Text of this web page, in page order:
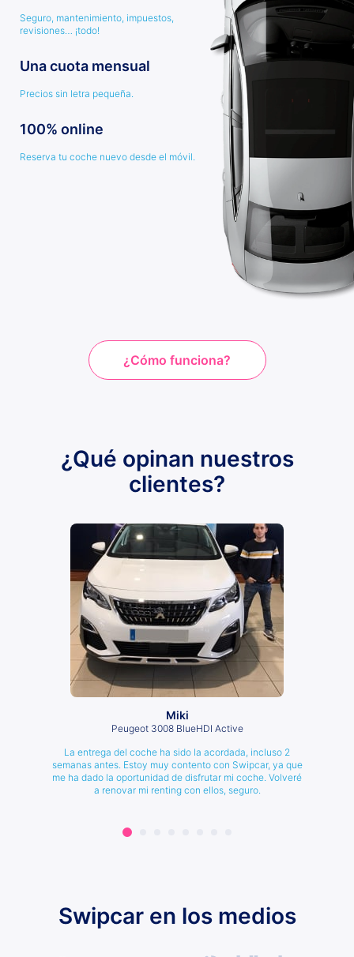
Seguro, mantenimiento, impuestos,
revisiones… ¡todo!
Una cuota mensual
Precios sin letra pequeña.
100% online
Reserva tu coche nuevo desde el móvil.
¿Cómo funciona?
¿Qué opinan nuestros
clientes?
Miki
Peugeot 3008 BlueHDI Active
La entrega del coche ha sido la acordada, incluso 2
semanas antes. Estoy muy contento con Swipcar, ya que
me ha dado la oportunidad de disfrutar mi coche. Volveré
a renovar mi renting con ellos, seguro.
Swipcar en los medios